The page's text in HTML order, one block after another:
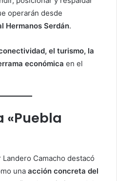
operarán desde
Hermanos Serdán.
el turismo, la
económica en el
«Puebla
Camacho destacó
una acción concreta del